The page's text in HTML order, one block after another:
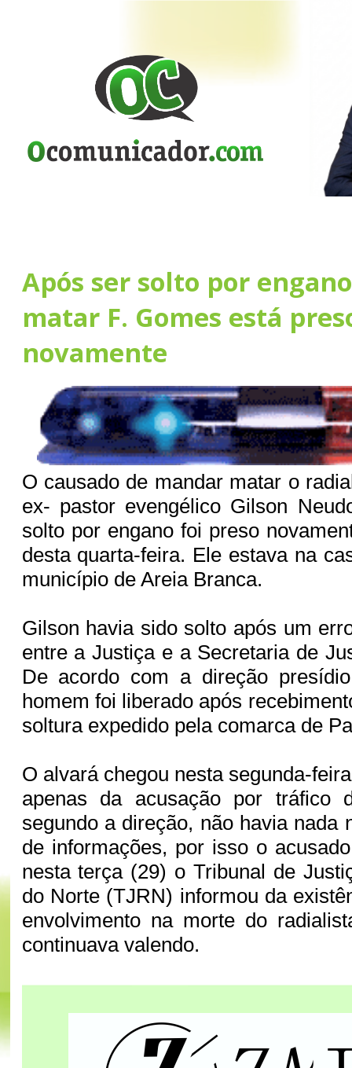
Após ser solto por
matar F. Gomes está
novamente
O causado de mandar matar o
ex- pastor evengélico Gilson
solto por engano foi preso
desta quarta-feira. Ele estava na
município de Areia Branca.
Gilson havia sido solto após um
entre a Justiça e a Secretaria de
De acordo com a direção
homem foi liberado após
soltura expedido pela comarca de
O alvará chegou nesta segunda-
apenas da acusação por tráfico
segundo a direção, não havia nada
de informações, por isso o
nesta terça (29) o Tribunal de
do Norte (TJRN) informou da
envolvimento na morte do
continuava valendo.